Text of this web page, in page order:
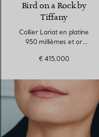
Bird on a Rock by
Tiffany
Collier Lariat en platine
950 millièmes et or
€ 415.000